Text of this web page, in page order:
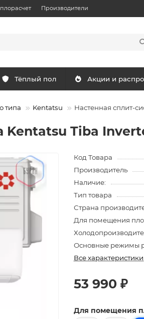
Производители
Тёплый пол Акции и
типа Kentatsu Настенная сплит-
Tiba
Код Товара
Производитель
Наличие:
Тип товара
Страна
Для помещения
Основные режимы
Все характеристики
53 990 ₽
Для помещения